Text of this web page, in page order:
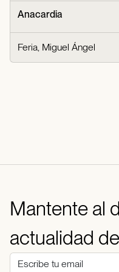
Anacardia
Feria, Miguel Ángel
Mantente al
actualidad